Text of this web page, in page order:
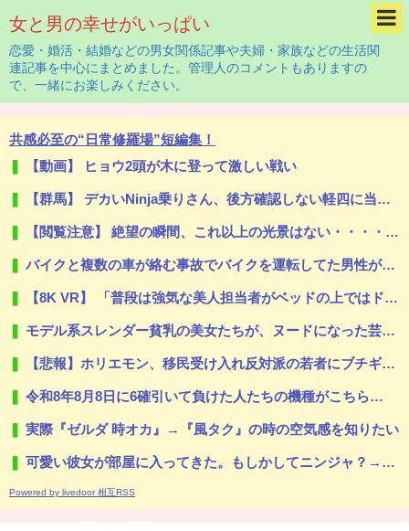
女と男の幸せがいっぱい
恋愛・婚活・結婚などの男女関係記事や夫婦・家族などの生活関
連記事を中心にまとめました。管理人のコメントもありますの
で、一緒にお楽しみください。
共感必至の“日常修羅場”短編集！
【動画】 ヒョウ2頭が木に登って激しい戦い
【群馬】 デカいNinja乗りさん、後方確認しない軽四に当てられてしまう。
【閲覧注意】 絶望の瞬間、これ以上の光景はない・・・・・（動画あり）
バイクと複数の車が絡む事故でバイクを運転してた男性が死亡、轢き逃げの可能性も←事故現場の画像で一気に流れが変わる
【8K VR】 「普段は強気な美人担当者がベッドの上ではドMに…！」全てのストレスから解放される
モデル系スレンダー貧乳の美女たちが、ヌードになった芸術的ちっぱい
【悲報】ホリエモン、移民受け入れ反対派の若者にブチギレ「差別するなんて最低だ！」 → スタジオ誰も反論できず沈黙 ………
令和8年8月8日に6確引いて負けた人たちの機種がこちら…
実際『ゼルダ 時オカ』→『風タク』の時の空気感を知りたい
可愛い彼女が部屋に入ってきた。もしかしてニンジャ？→スタイリッシュな動きはこちらです…
Powered by livedoor 相互RSS